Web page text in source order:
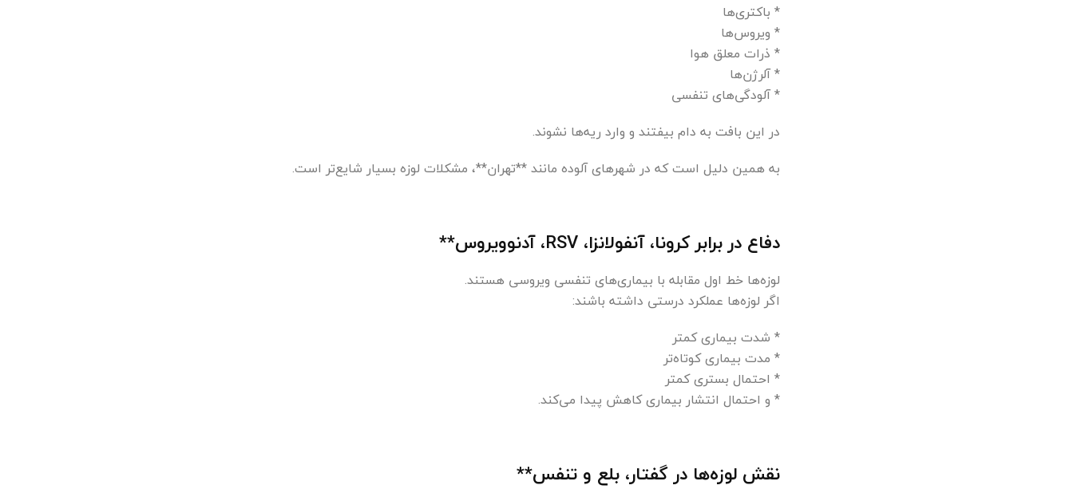
* باکتری‌ها
* ویروس‌ها
* ذرات معلق هوا
* آلرژن‌ها
* آلودگی‌های تنفسی
در این بافت به دام بیفتند و وارد ریه‌ها نشوند.
به همین دلیل است که در شهرهای آلوده مانند **تهران**، مشکلات لوزه بسیار شایع‌تر است.
دفاع در برابر کرونا، آنفولانزا، RSV، آدنوویروس**
لوزه‌ها خط اول مقابله با بیماری‌های تنفسی ویروسی هستند.
اگر لوزه‌ها عملکرد درستی داشته باشند:
* شدت بیماری کمتر
* مدت بیماری کوتاه‌تر
* احتمال بستری کمتر
* و احتمال انتشار بیماری کاهش پیدا می‌کند.
نقش لوزه‌ها در گفتار، بلع و تنفس**